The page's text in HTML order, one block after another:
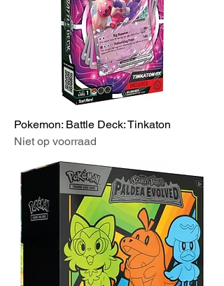
Pokemon: Battle Deck: Tinkaton
Niet op voorraad